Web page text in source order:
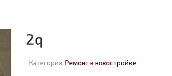
2q
Категория: Ремонт в новостройке